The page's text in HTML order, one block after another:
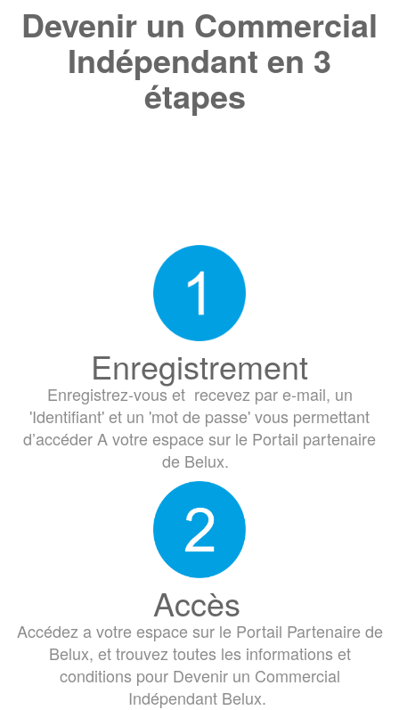
Devenir un Commercial
Indépendant en 3
étapes
Enregistrement
Enregistrez-vous et recevez par e-mail, un
'Identifiant' et un 'mot de passe' vous permettant
d’accéder A votre espace sur le Portail partenaire
de Belux.
Accès
Accédez a votre espace sur le Portail Partenaire de
Belux, et trouvez toutes les informations et
conditions pour Devenir un Commercial
Indépendant Belux.